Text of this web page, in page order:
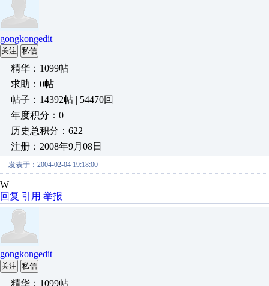
gongkongedit
关注 私信
精华：1099帖
求助：0帖
帖子：14392帖 | 54470回
年度积分：0
历史总积分：622
注册：2008年9月08日
发表于：2004-02-04 19:18:00
W
回复 引用 举报
gongkongedit
关注 私信
精华：1099帖